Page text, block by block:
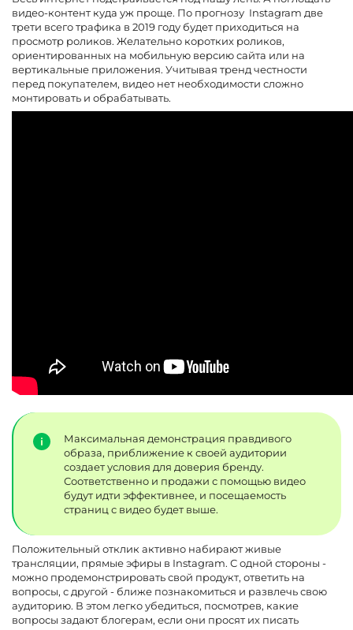
видео-контент куда уж проще. По прогнозу Instagram две
трети всего трафика в 2019 году будет приходиться на
просмотр роликов. Желательно коротких роликов,
ориентированных на мобильную версию сайта или на
вертикальные приложения. Учитывая тренд честности
перед покупателем, видео нет необходимости сложно
монтировать и обрабатывать.
Максимальная демонстрация правдивого
образа, приближение к своей аудитории
создает условия для доверия бренду.
Соответственно и продажи с помощью видео
будут идти эффективнее, и посещаемость
страниц с видео будет выше.
Положительный отклик активно набирают живые
трансляции, прямые эфиры в Instagram. С одной стороны -
можно продемонстрировать свой продукт, ответить на
вопросы, с другой - ближе познакомиться и развлечь свою
аудиторию. В этом легко убедиться, посмотрев, какие
вопросы задают блогерам, если они просят их писать